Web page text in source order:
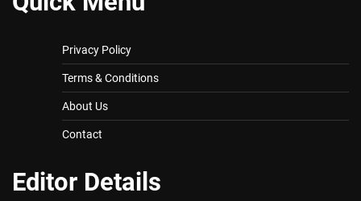
Privacy Policy
Terms & Conditions
About Us
Contact
Editor Details